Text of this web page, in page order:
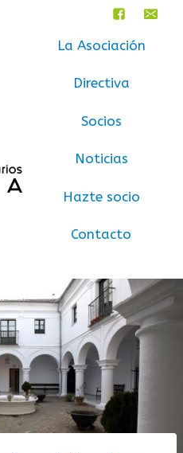
La Asociación
Directiva
Socios
Noticias
Hazte socio
Contacto